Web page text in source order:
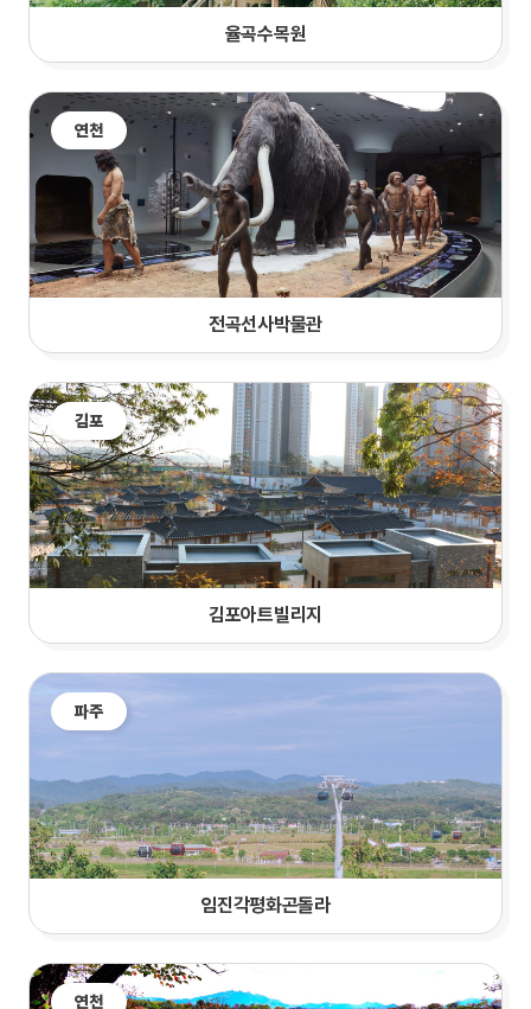
율곡수목원
연천
전곡선사박물관
김포
김포아트빌리지
파주
임진각평화곤돌라
연천